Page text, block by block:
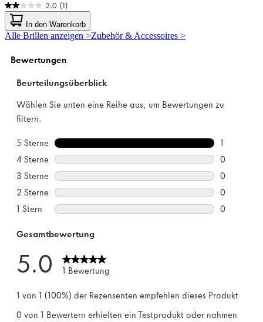
2.0 (1)
2.0
von
5
Sternen.
Bewertung
In den Warenkorb
Alle Brillen anzeigen >Zubehör & Accessoires >